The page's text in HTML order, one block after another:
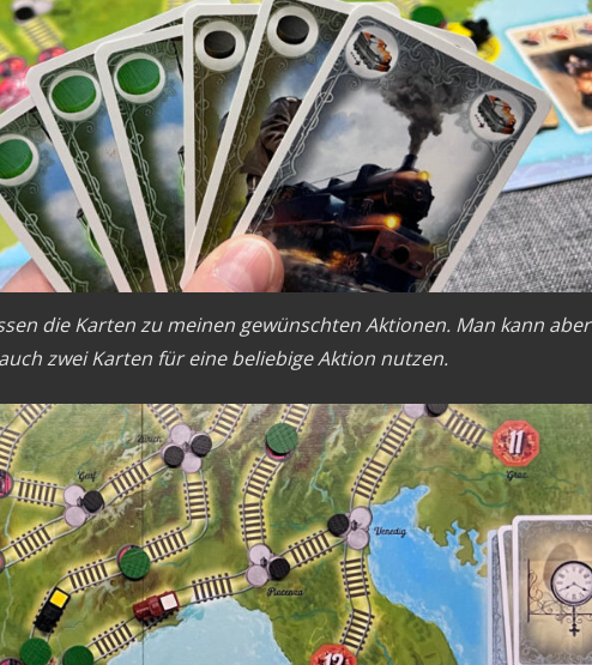
die Karten zu meinen gewünschten Aktionen. Man kann aber
auch zwei Karten für eine beliebige Aktion nutzen.